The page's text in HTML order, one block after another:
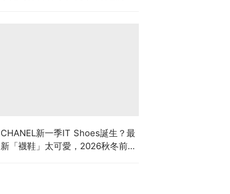
CHANEL新一季IT Shoes誕生？最
新「襪鞋」太可愛，2026秋冬前